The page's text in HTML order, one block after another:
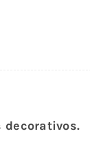
decorativos.